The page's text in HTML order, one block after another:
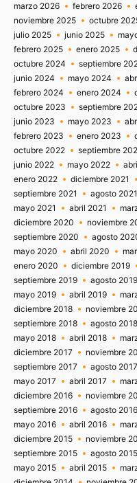
marzo 2026
febrero 2026
noviembre 2025
octubre
julio 2025
junio 2025
febrero 2025
enero 2025
octubre 2024
septiembre
junio 2024
mayo 2024
febrero 2024
enero 2024
octubre 2023
septiembre
junio 2023
mayo 2023
febrero 2023
enero 2023
octubre 2022
septiembre
junio 2022
mayo 2022
enero 2022
diciembre 2021
septiembre 2021
agosto 2021
mayo 2021
abril 2021
diciembre 2020
noviembre
septiembre 2020
agosto
mayo 2020
abril 2020
enero 2020
diciembre 2019
septiembre 2019
agosto 2019
mayo 2019
abril 2019
diciembre 2018
noviembre
septiembre 2018
agosto 2018
mayo 2018
abril 2018
diciembre 2017
noviembre
septiembre 2017
agosto 2017
mayo 2017
abril 2017
diciembre 2016
noviembre
septiembre 2016
agosto 2016
mayo 2016
abril 2016
diciembre 2015
noviembre
septiembre 2015
agosto 2015
mayo 2015
abril 2015